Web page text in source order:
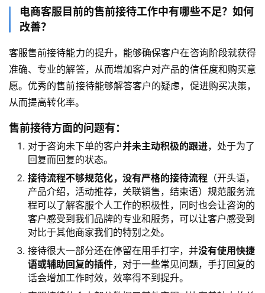
电商客服目前的售前接待工作中有哪些不足？如何
改善？
客服售前接待能力的提升，能够确保客户在咨询阶段就获得
准确、专业的解答，从而增加客户对产品的信任度和购买意
愿。优秀的售前接待能够解答客户的疑虑，促进购买决策，
从而提高转化率。
售前接待方面的问题有：
对于咨询未下单的客户并未主动积极的跟进，处于为了
回复而回复的状态。
接待流程不够规范化，没有严格的接待流程 （开头语，
产品介绍，活动推荐，关联销售，结束语）规范服务流
程可以了解客服个人工作的积极性，同时也会让咨询的
客户感受到我们品牌的专业和服务，可以让客户感受到
对比于其他商家我们的特别之处。
接待很大一部分还在停留在用手打字，并没有使用快捷
语或辅助回复的插件，对于一些常见问题，手打回复的
话会增加工作时效，效率得不到提升。